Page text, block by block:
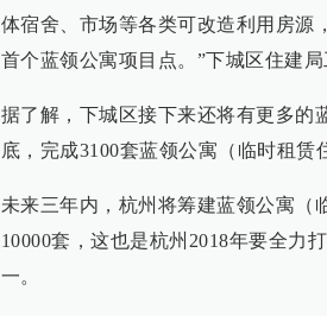
体宿舍、市场等各类可改造利用房源
首个蓝领公寓项目点。”下城区住建局
据了解，下城区接下来还将有更多的
底，完成3100套蓝领公寓（临时租赁
未来三年内，杭州将筹建蓝领公寓（
10000套，这也是杭州2018年要全力
一。